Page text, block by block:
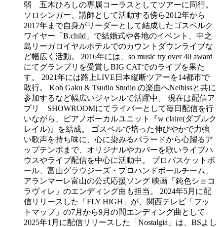
弱 五木ひろしの専属コーラスとしてツアーに同行。
ソロシンガー、講師として活動する傍ら2012年から
2017年まで自身がリーダーとして結成したゴスペルク
ワイヤー「B.child」で結婚式や各地のイベント、中之
島リーガロイヤルホテルでのカウントダウンライブな
ど幅広く活動。 2016年には、so music try over 40 award
にてグランプリを受賞しBIG CATでのライブを果た
す。 2021年には路上LIVE日本縦断ツアーを14都市で
敢行。 Koh Gaku & Tsudio Studio の楽曲へNeibissと共に
参加するなど幅広いジャンルで活躍中。 現在は配信ア
プリ SHOWROOMにてライバーとして毎日配信を行
いながら、ピアノボーカルユニット『w claire(ダブルク
レイル)』を結成。 ゴスペルで培った伸びやかで力強
い歌声を持ち味に、心に染みるバラードから心躍るア
ップテンポまで、オリジナルやカバーを歌いライブハ
ウスやライブ配信を中心に活動中。 プロバスケットボ
ール、富山グラウジーズ・プロハンドボールチーム、
アランマーレ富山の公式応援ソング 映画「鈍色ショコ
ラヴィレ」のエンディング曲も担当。 2024年5月に配
信リリースした「FLY HIGH」が、関西テレビ「フッ
トマップ」の7月から9月の間エンディング曲として
2025年1月に配信リリースした「Nostalgia」は、BSよし